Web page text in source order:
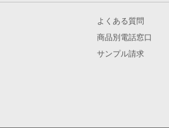
よくある質問
商品別電話窓口
サンプル請求